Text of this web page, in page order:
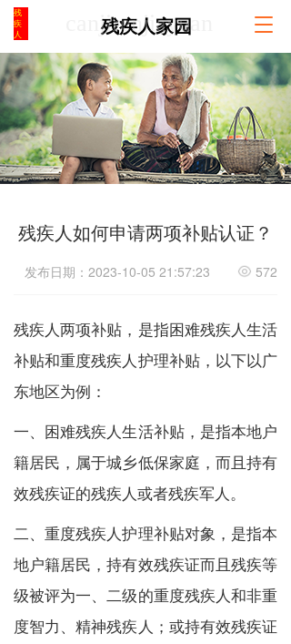
T
g
g
l
e
n
a
v
i
a
t
o
残疾人家园
canjirenjiayuan
残
疾
人
残疾人如何申请两项补贴认证？
发布日期：2023-10-05 21:57:23 572
残疾人两项补贴，是指困难残疾人生活
补贴和重度残疾人护理补贴，以下以广
东地区为例：
一、困难残疾人生活补贴，是指本地户
籍居民，属于城乡低保家庭，而且持有
效残疾证的残疾人或者残疾军人。
二、重度残疾人护理补贴对象，是指本
地户籍居民，持有效残疾证而且残疾等
级被评为一、二级的重度残疾人和非重
度智力、精神残疾人；或持有效残疾证